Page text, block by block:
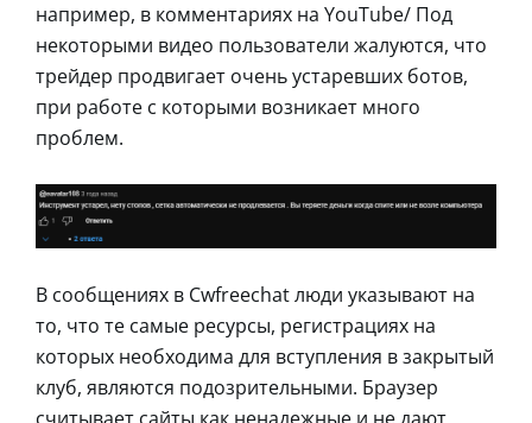
например, в комментариях на YouTube/ Под
некоторыми видео пользователи жалуются, что
трейдер продвигает очень устаревших ботов,
при работе с которыми возникает много
проблем.
В сообщениях в Cwfreechat люди указывают на
то, что те самые ресурсы, регистрациях на
которых необходима для вступления в закрытый
клуб, являются подозрительными. Браузер